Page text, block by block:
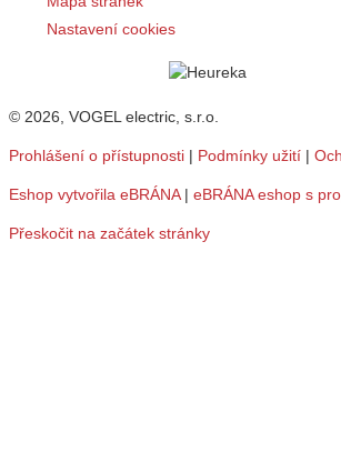
Nastavení cookies
© 2026, VOGEL electric, s.r.o.
Prohlášení o přístupnosti | Podmínky užití |
Eshop vytvořila eBRÁNA| eBRÁNA eshop s
Přeskočit na začátek stránky